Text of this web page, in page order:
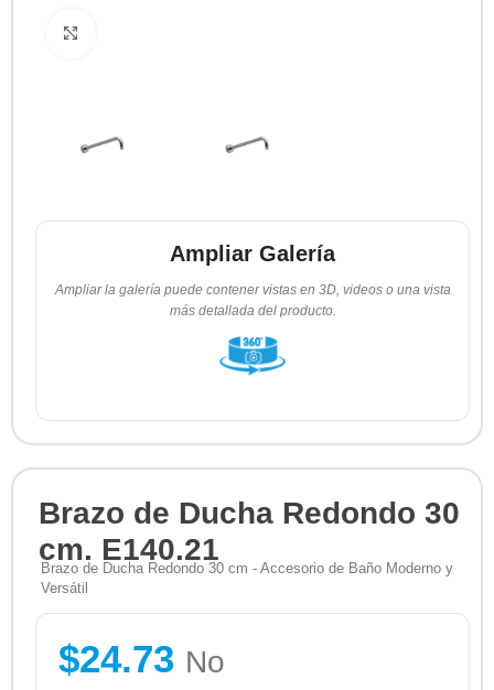
Ampliar Galería
Ampliar la galería puede contener vistas en 3D, videos o una vista
más detallada del producto.
Brazo de Ducha Redondo 30
cm. E140.21
Brazo de Ducha Redondo 30 cm - Accesorio de Baño Moderno y
Versátil
$24.73 No